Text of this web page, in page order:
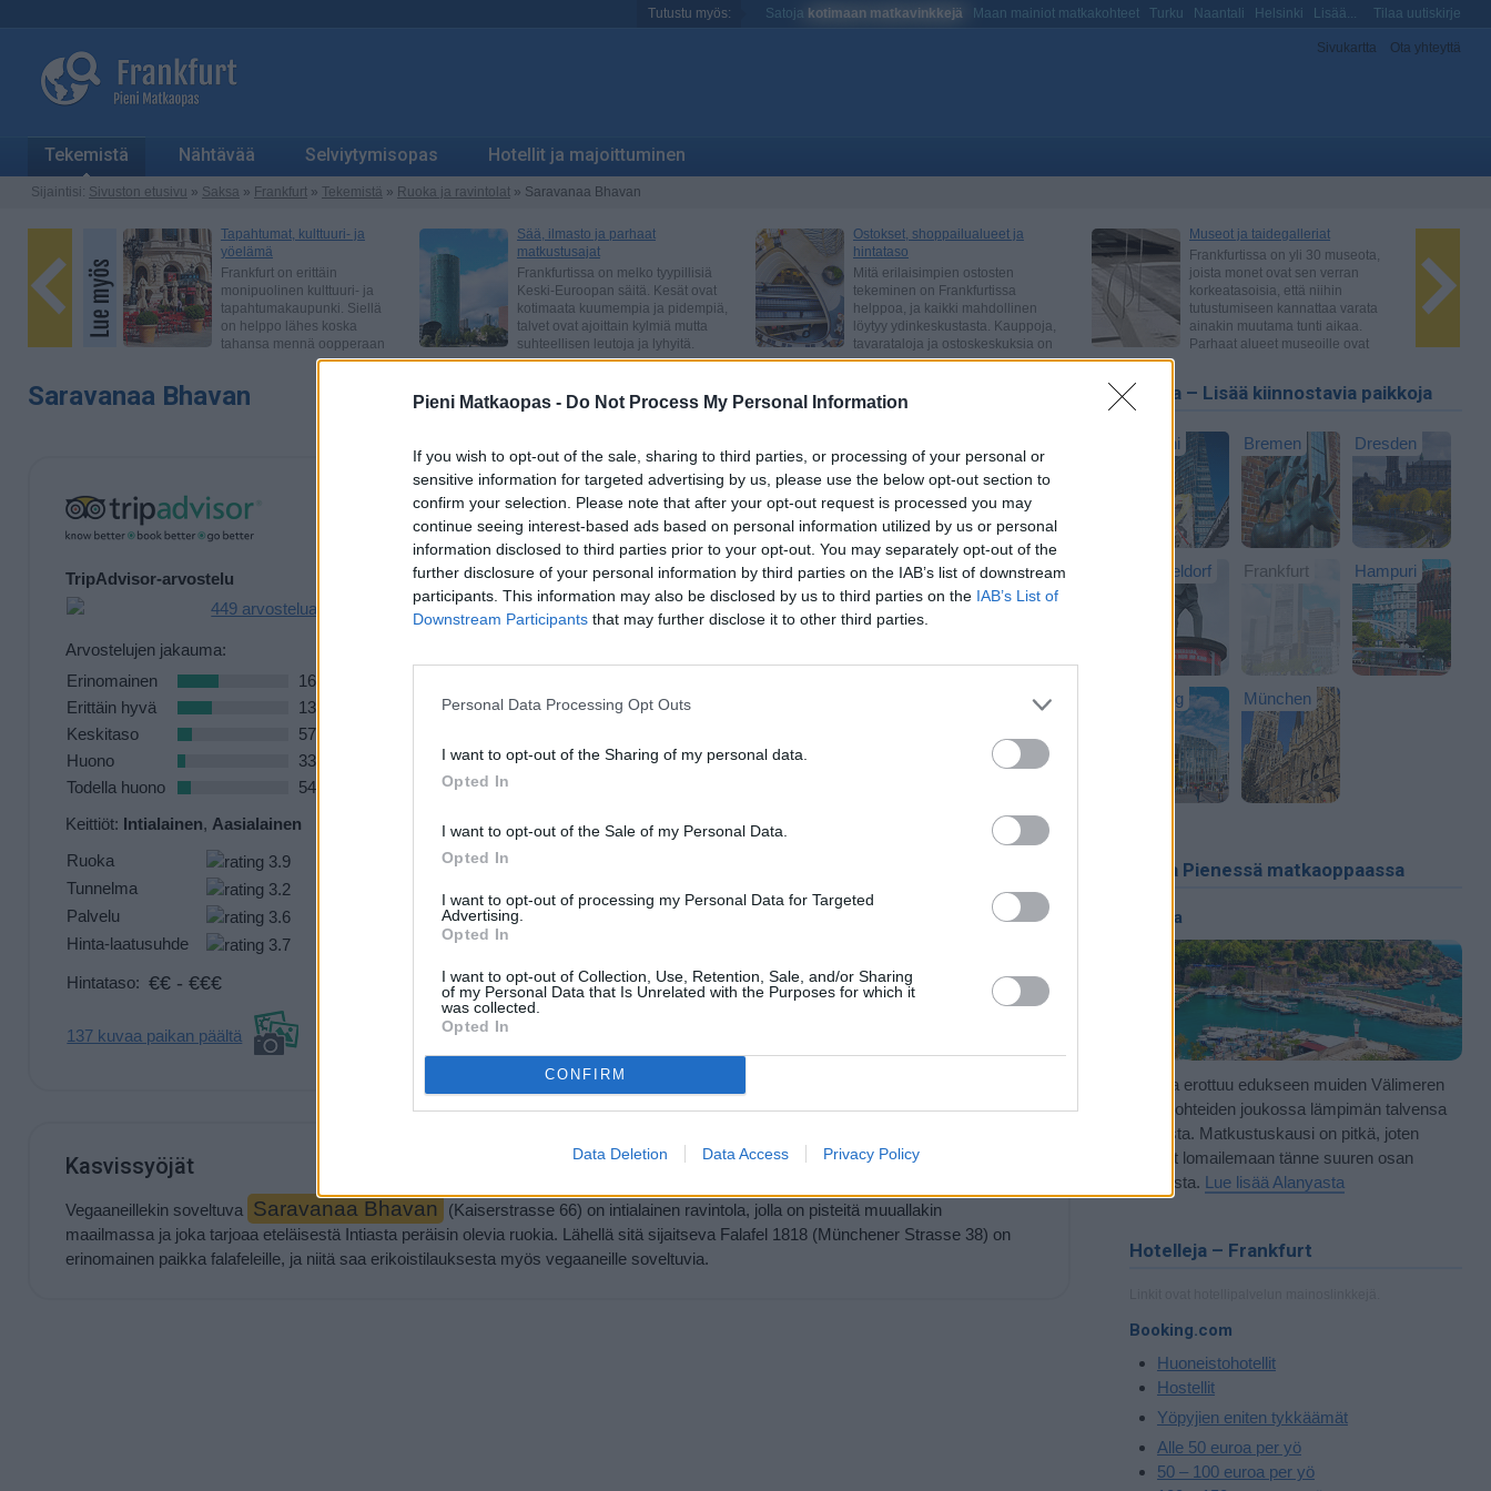
Pieni Matkaopas - Do Not Process My Personal Information
If you wish to opt-out of the sale, sharing to third parties, or processing of your personal or
sensitive information for targeted advertising by us, please use the below opt-out section to
confirm your selection. Please note that after your opt-out request is processed you may
continue seeing interest-based ads based on personal information utilized by us or personal
information disclosed to third parties prior to your opt-out. You may separately opt-out of the
further disclosure of your personal information by third parties on the IAB’s list of downstream
participants. This information may also be disclosed by us to third parties on the IAB’s List of
Downstream Participants that may further disclose it to other third parties.
Personal Data Processing Opt Outs
I want to opt-out of the Sharing of my personal data.
Opted In
I want to opt-out of the Sale of my Personal Data.
Opted In
I want to opt-out of processing my Personal Data for Targeted
Advertising.
Opted In
I want to opt-out of Collection, Use, Retention, Sale, and/or Sharing
of my Personal Data that Is Unrelated with the Purposes for which it
was collected.
Opted In
CONFIRM
Data Deletion Data Access Privacy Policy
Tutustu myös: Satoja kotimaan matkavinkkejä Maan mainiot matkakohteet Turku Naantali Helsinki Lisää... Tilaa uutiskirje
Sivukartta Ota yhteyttä
Tekemistä Nähtävää Selviytymisopas Hotellit ja majoittuminen
Sijaintisi: Sivuston etusivu » Saksa » Frankfurt » Tekemistä » Ruoka ja ravintolat » Saravanaa Bhavan
Saksa – Lisää kiinnostavia paikkoja
Berliini Bremen Dresden
Dusseldorf Frankfurt Hampuri
Leipzig München
Uutta Pienessä matkaoppaassa
Alanya
Alanya erottuu edukseen muiden Välimeren
rantakohteiden joukossa lämpimän talvensa
ansiosta. Matkustuskausi on pitkä, joten
pääset lomailemaan tänne suuren osan
vuodesta. Lue lisää Alanyasta
Hotelleja – Frankfurt
Booking.com
Huoneistohotellit
Hostellit
Yöpyjien eniten tykkäämät
Alle 50 euroa per yö
50 – 100 euroa per yö
Saravanaa Bhavan
TripAdvisor-arvostelu
449 arvostelua
Arvostelujen jakauma:
Erinomainen
168
Erittäin hyvä
137
Keskitaso
57
Huono
33
Todella huono
54
Keittiöt: Intialainen, Aasialainen
Ruoka
Tunnelma
Palvelu
Hinta-laatusuhde
Hintataso: €€ - €€€
137 kuvaa paikan päältä
Aukioloajat:
Tiistai
12:00-22:00
Torstai
12:00-22:00
Perjantai
12:00-22:00
Kasvissyöjät
Vegaaneillekin soveltuva Saravanaa Bhavan
(Kaiserstrasse 66) on intialainen ravintola, jolla on pisteitä muuallakin
maailmassa ja joka tarjoaa eteläisestä Intiasta peräisin olevia ruokia. Lähellä sitä sijaitseva Falafel 1818 (Münchener Strasse 38) on
erinomainen paikka falafeleille, ja niitä saa erikoistilauksesta myös vegaaneille soveltuvia.